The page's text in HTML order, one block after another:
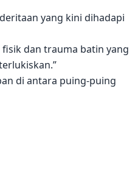
yang kini dihadapi
dan trauma batin yang
di antara puing-puing